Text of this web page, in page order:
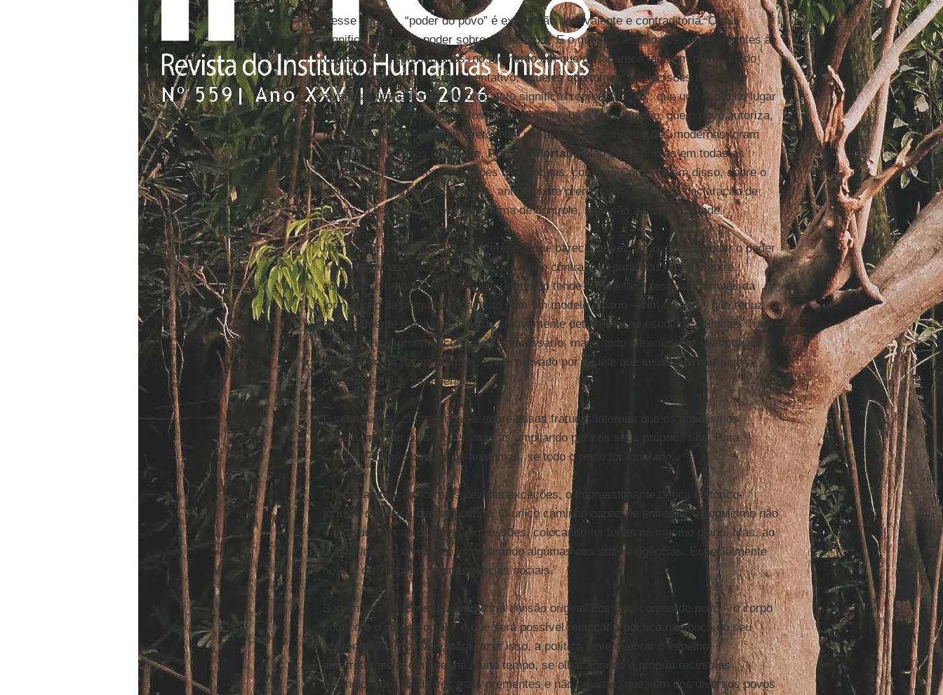
Nesse sentido, “poder do povo” é expressão ambivalente e contraditória. O que
significa exercer o poder sobre si mesmos? E o que liga a ação dos representantes à
vontade dos representados, no momento em que desaparece também o vínculo do
mandato? No sistema representativo, aqueles que tomam as decisões não estão
sujeitos à vontade dos eleitores. Isto significa “representação”: que uns estão no lugar
dos outros para representá-los. Naturalmente, há a Constituição, que o povo autoriza,
mas do qual não é artífice direto. Não por acaso, as Constituições modernas foram
escritos por juristas (Barnave,Preuss Mortati). Não só isso, mas em todas as
democracias existem instituições não eletivas, como as Cortes. Além disso, sobre o
máximo dos poderes soberanos, antigamente prerrogativa real, o da declaração de
guerra, o Parlamento tem uma forma de controle, mas não a disponibilidade.
Nem mesmo a instituição do referendo, que parece de vez em quando colocar o poder
novamente nas mãos do povo, é um válido contrapeso para a assimetria entre
governantes e governados. Cada referendo tende a modelar a resposta através da
formulação da pergunta de acordo com um modelo binário – sim ou não – que reduz
drasticamente a possibilidade de efetivamente determinar as escolhas políticas. Trata-
se de um instrumento, certamente necessário, mas rígido e excludente, além disso
desprovido de reversibilidade, como provado por aquele que selou o Brexit
sem a
possibilidade de se repensar.
É sobre essas contradições e sobre essas fraturas internas que os populismos
trabalham. Não curando-as, mas as ampliando para os seus próprios fins. Para
combatê-lo, não bastam os anátemas, se todo o resto for ignorado.
Chama a atenção, com as devidas exceções, o impressionante déficit histórico-
jurídico da nossa classe política. O único caminho capaz de enfrentar o populismo não
é o de unificar as diversas expressões, colocando-as todas no mesmo plano. Mas, ao
contrário, o de dividi-las, incorporando algumas das suas exigências. Especialmente
no que diz respeito às emergências sociais.
Somente se se conseguir reduzir a divisão original dos dois corpos do povo – o corpo
político e o corpo social – é que será possível relançar a política na época do seu
aparente declínio. Mas, para fazer isso, a política deve quebrar o espelho
autorreferencial em que, há muito tempo, se olha, abrindo o próprio recinto às
reivindicações, cada vez mais prementes e não ouvidas, que vêm dos diversos povos